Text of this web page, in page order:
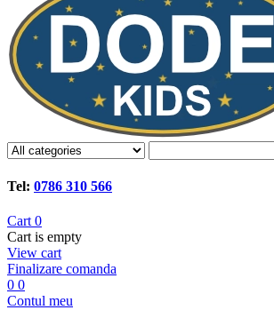
Tel: 0786 310 566
Cart 0
Cart is empty
View cart
Finalizare comanda
0 0
Contul meu